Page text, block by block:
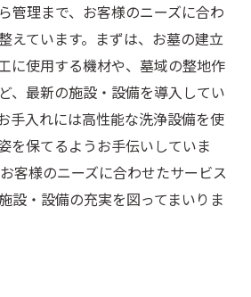
管理まで、お客様のニーズに合わ
えています。まずは、お墓の建立
に使用する機材や、墓域の整地作
、最新の施設・設備を導入してい
手入れには高性能な洗浄設備を使
を保てるようお手伝いしていま
客様のニーズに合わせたサービス
設・設備の充実を図ってまいりま